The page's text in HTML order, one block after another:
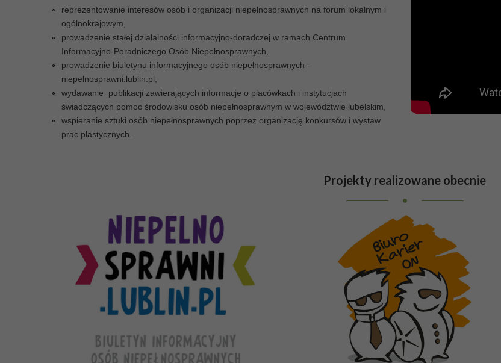
Każdego dnia ok. 150 tys. dorosłych niesamodzielnych
zmienia pieluchomajtki. Robią to w niehigienicznych
i urągających godności warunkach...
ratunek ich godności.
CZYTAJ WIĘCEJ
Lubelscy Liderzy Dostępności na Start
Projekt odpowiada na potrzeb wypracowania i wdrożenia
w regionie lubelskim modelu kompleksowego programu
dzysektorowej NGO z JST na rzecz
dost ępności cyfrowej, architektonicznej itp...
reprezentowanie interesów osób i organizacji niepełnosprawnych na forum lokalnym i
ogólnokrajowym,
prowadzenie stałej działalności informacyjno-doradczej w ramach Centrum
Informacyjno-Poradniczego Osób Niepełnosprawnych,
prowadzenie biuletynu informacyjnego osób niepełnosprawnych -
niepelnosprawni.lublin.pl,
wydawanie publikacji zawierających informacje o placówkach i instytucjach
świadczących pomoc środowisku osób niepełnosprawnym w województwie lubelskim,
wspieranie sztuki osób niepełnosprawnych poprzez organizację konkursów i wystaw
prac plastycznych.
Projekty realizowane obecnie